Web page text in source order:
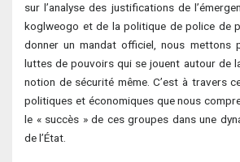
sur l’analyse des justifications de
koglweogo et de la politique de police de
donner un mandat officiel, nous mettons
luttes de pouvoirs qui se jouent autour de
notion de sécurité même. C’est à travers
politiques et économiques que nous
le « succès » de ces groupes dans une
de l’État.